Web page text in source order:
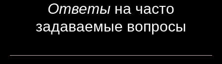
Ответы на часто
задаваемые вопросы